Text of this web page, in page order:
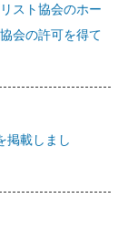
スト協会のホー
会の許可を得て
掲載しまし